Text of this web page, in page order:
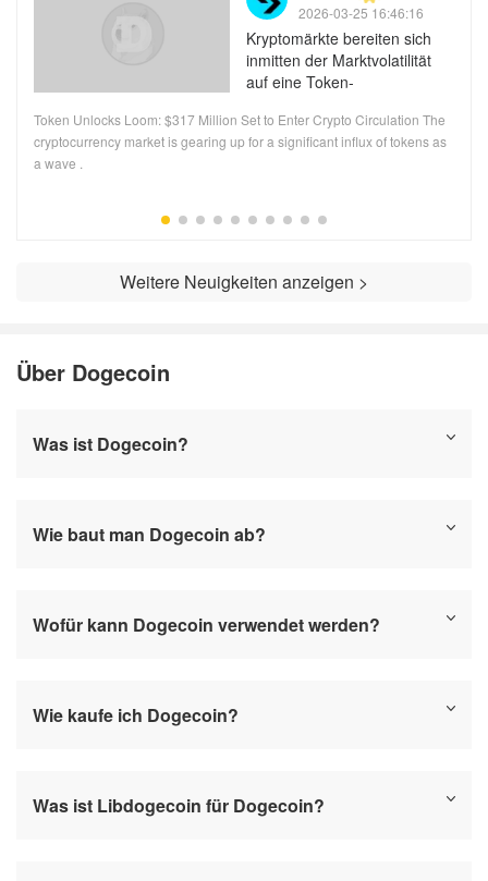
2026-03-25 16:46:16
Kryptomärkte bereiten sich
inmitten der Marktvolatilität
auf eine Token-
317 Millionen US-Dollar vor
Token Unlocks Loom: $317 Million Set to Enter Crypto Circulation The
cryptocurrency market is gearing up for a significant influx of tokens as
a wave .
Weitere Neuigkeiten anzeigen >
Über Dogecoin
Was ist Dogecoin?
Wie baut man Dogecoin ab?
Wofür kann Dogecoin verwendet werden?
Wie kaufe ich Dogecoin?
Was ist Libdogecoin für Dogecoin?